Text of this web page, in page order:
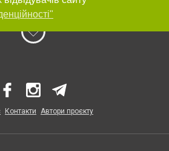
Контакти Автори проєкту